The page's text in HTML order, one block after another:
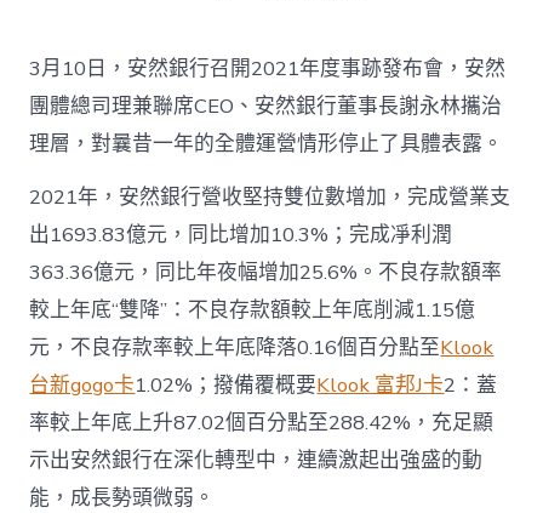
〈安
銀
行
2021
年
報
klook
客
路
信
譽
卡
優
惠
發
布
會
謝
永
3月10日，安然銀行召開2021年度事跡發布會，安然
團體總司理兼聯席CEO、安然銀行董事長謝永林攜治
理層，對曩昔一年的全體運營情形停止了具體表露。
2021年，安然銀行營收堅持雙位數增加，完成營業支
出1693.83億元，同比增加10.3%；完成凈利潤
363.36億元，同比年夜幅增加25.6%。不良存款額率
較上年底“雙降”：不良存款額較上年底削減1.15億
元，不良存款率較上年底降落0.16個百分點至Klook
台新gogo卡1.02%；撥備覆概要Klook 富邦J卡2：蓋
率較上年底上升87.02個百分點至288.42%，充足顯
示出安然銀行在深化轉型中，連續激起出強盛的動
能，成長勢頭微弱。